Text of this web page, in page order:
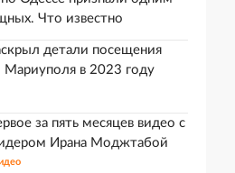
Что известно
детали посещения
Мариуполя в 2023 году
за пять месяцев видео с
Ирана Моджтабой